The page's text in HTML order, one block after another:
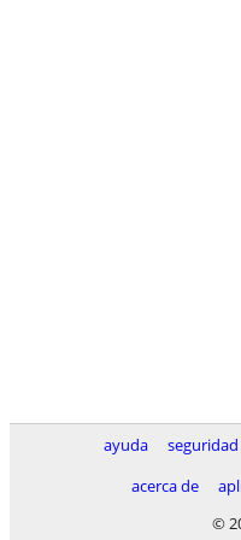
ayuda seguridad
acerca de
©